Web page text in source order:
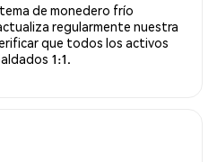
de monedero frío
regularmente nuestra
que todos los activos
1:1.